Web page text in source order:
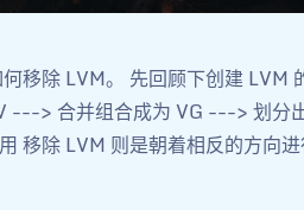
移除 LVM。 先回顾下创建
---> 合并组合成为 VG ---> 划分
移除 LVM 则是朝着相反的方向